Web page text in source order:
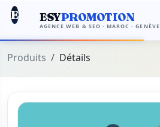
E ESYPROMOTION
AGENCE WEB & SEO · MAROC · GENÈVE
Produits Détails